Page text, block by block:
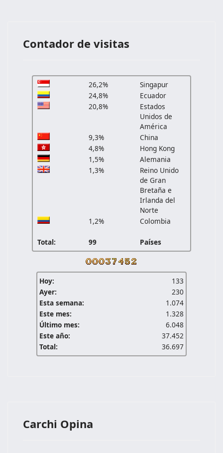
Contador de visitas
26,2%
Singapur
24,8%
Ecuador
20,8%
Estados
Unidos de
América
9,3%
China
4,8%
Hong Kong
1,5%
Alemania
1,3%
Reino Unido
de Gran
Bretaña e
Irlanda del
Norte
1,2%
Colombia
Total: 99 Países
Hoy:
133
Ayer:
230
Esta semana:
1.074
Este mes:
1.328
Último mes:
6.048
Este año:
37.452
Total:
36.697
Carchi Opina